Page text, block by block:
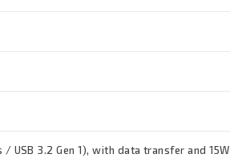
/ USB 3.2 Gen 1), with data transfer and